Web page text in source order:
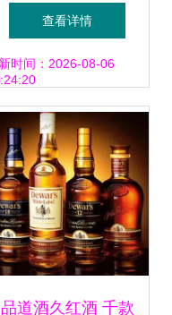
酒”行动圆满收官，
现场查获冒牌“茅台
1935”等假酒，守
护酒类经营市场秩
序
查看详情
时间：2026-08-06
品道酒久红酒 千款